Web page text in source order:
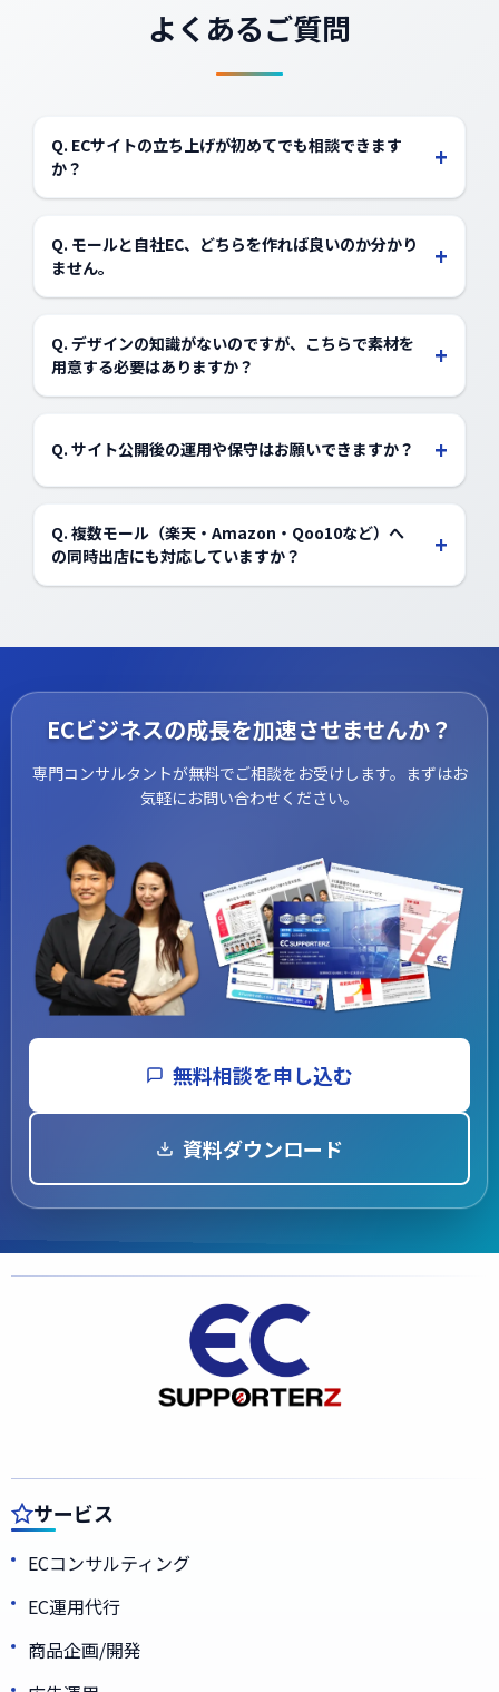
よくあるご質問
Q. ECサイトの立ち上げが初めてでも相談できます
か？
+
何から始めればいいかなど、初期設計から丁寧にサポー
トします。実績豊富な専任ディレクターが伴走いたしま
す。
Q. モールと自社EC、どちらを作れば良いのか分かり
ません。
+
す。ヒアリングの上で、モール・自社ECそれぞれのメリ
ット／デメリットを踏まえたご提案を行います。
Q. デザインの知識がないのですが、こちらで素材を
用意する必要はありますか？
+
それを活かして制作することも可能です。
Q. サイト公開後の運用や保守はお願いできますか？ +
などを含めた保守運用プランもご用意しています。
Q. 複数モール（楽天・Amazon・Qoo10など）へ
の同時出店にも対応していますか？
+
ECビジネスの成長を加速させませんか？
専門コンサルタントが無料でご相談をお受けします。まずはお
気軽にお問い合わせください。
無料相談を申し込む
資料ダウンロード
サービス
ECコンサルティング
EC運用代行
商品企画/開発